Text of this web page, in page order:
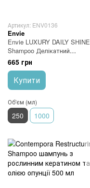
Артикул: ENV0136
Envie
Envie LUXURY DAILY SHINE
Shampoo Делікатний
щоденний шампунь 250 мл
665 грн
Купити
Об'єм (мл)
250 1000